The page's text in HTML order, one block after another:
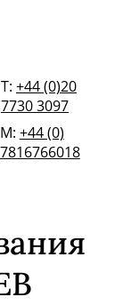
T:+44 (0)20
7730 3097
М: +44 (0)
7816766018